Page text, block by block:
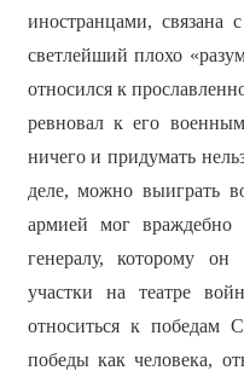
иностранцами,
светлейший плохо
относился к
ревновал к его
ничего и придумать
деле, можно выиграть
армией мог враждебно
генералу, которому он
участки на театре
относиться к победам
победы как человека,